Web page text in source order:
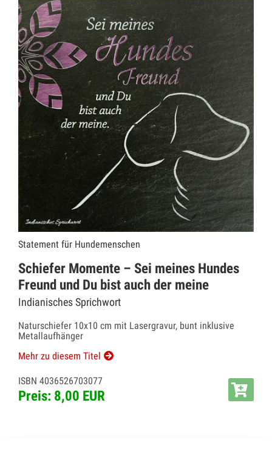
Statement für Hundemenschen
Schiefer Momente – Sei meines Hundes
Freund und Du bist auch der meine
Indianisches Sprichwort
Naturschiefer 10x10 cm mit Lasergravur, bunt inklusive
Metallaufhänger
Mehr zu diesem Titel
ISBN 4036526703077
Preis: 8,00 EUR